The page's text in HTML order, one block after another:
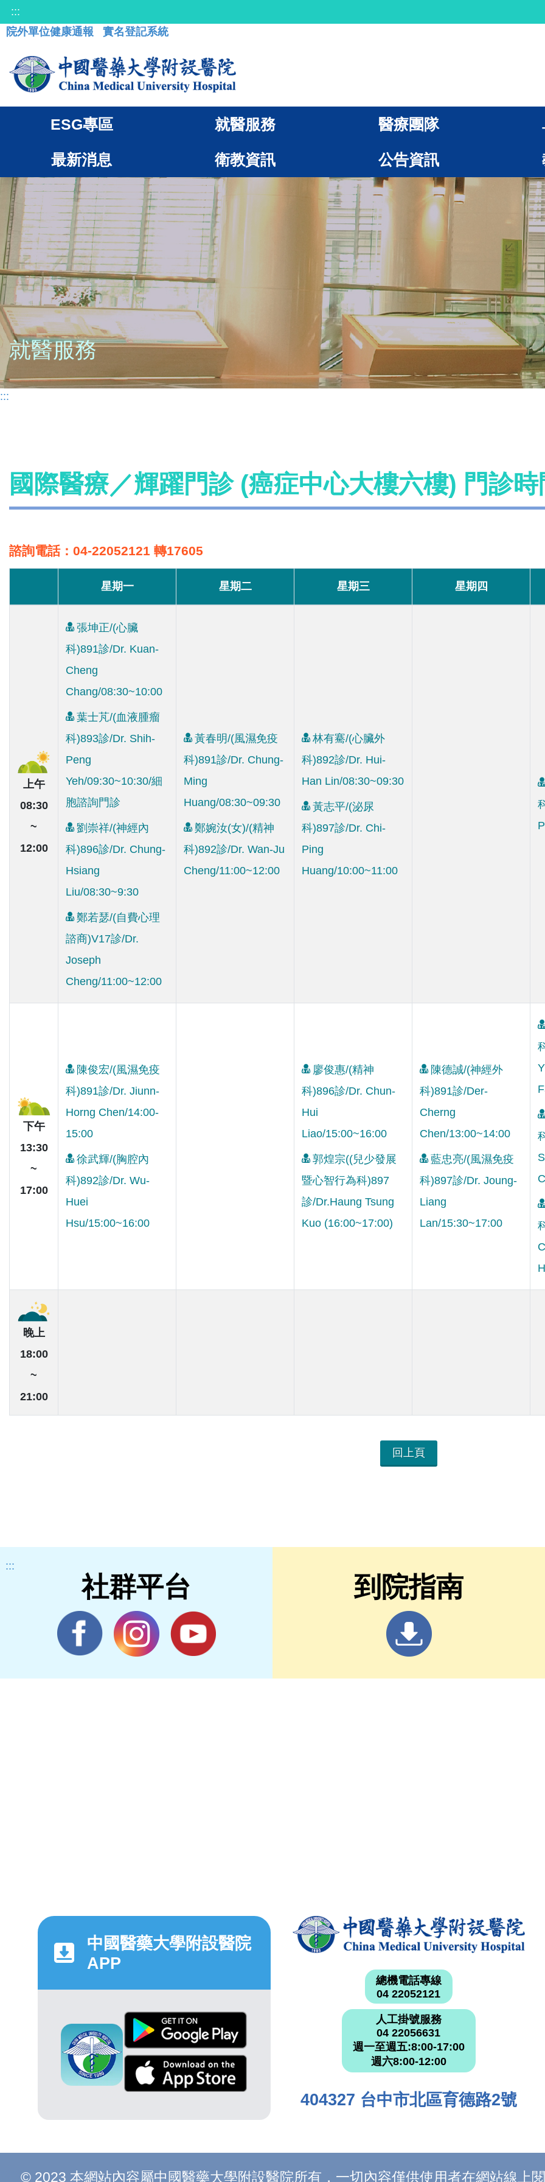
:::
院外單位健康通報
實名登記系統
ESG專區 就醫服務 醫療團隊
最新消息 衛教資訊 公告資訊
就醫服務
:::
國際醫療／輝躍門診 (癌症中心大樓六樓) 門診時
諮詢電話：04-22052121 轉17605
星期一 星期二 星期三 星期四
上午
08:30
~
12:00
張坤正/(心臟
科)891診/Dr. Kuan-
Cheng
Chang/08:30~10:00
葉士芃/(血液腫瘤
科)893診/Dr. Shih-
Peng
Yeh/09:30~10:30/細
胞諮詢門診
劉崇祥/(神經內
科)896診/Dr. Chung-
Hsiang
Liu/08:30~9:30
鄭若瑟/(自費心理
諮商)V17診/Dr.
Joseph
Cheng/11:00~12:00
黃春明/(風濕免疫
科)891診/Dr. Chung-
Ming
Huang/08:30~09:30
鄭婉汝(女)/(精神
科)892診/Dr. Wan-Ju
Cheng/11:00~12:00
林有騫/(心臟外
科)892診/Dr. Hui-
Han Lin/08:30~09:30
黃志平/(泌尿
科)897診/Dr. Chi-
Ping
Huang/10:00~11:00
下午
13:30
~
17:00
陳俊宏/(風濕免疫
科)891診/Dr. Jiunn-
Horng Chen/14:00-
15:00
徐武輝/(胸腔內
科)892診/Dr. Wu-
Huei
Hsu/15:00~16:00
廖俊惠/(精神
科)896診/Dr. Chun-
Hui
Liao/15:00~16:00
郭煌宗((兒少發展
暨心智行為科)897
診/Dr.Haung Tsung
Kuo (16:00~17:00)
陳德誠/(神經外
科)891診/Der-
Cherng
Chen/13:00~14:00
藍忠亮/(風濕免疫
科)897診/Dr. Joung-
Liang
Lan/15:30~17:00
晚上
18:00
~
21:00
回上頁
:::
社群平台 到院指南
中國醫藥大學附設醫院
APP
總機電話專線
04 22052121
人工掛號服務
04 22056631
週一至週五:8:00-17:00
週六8:00-12:00
404327 台中市北區育德路2號
© 2023 本網站內容屬中國醫藥大學附設醫院所有，一切內容僅供使用者在網站線上